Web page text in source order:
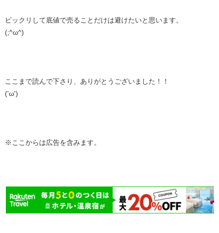
ビックリして底値で売ることだけは避けたいと思います。
(;^ω^)
ここまで読んで下さり、ありがとうございました！！
('ω')
※ここからは広告を含みます。